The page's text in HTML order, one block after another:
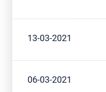
13-03-2021
06-03-2021